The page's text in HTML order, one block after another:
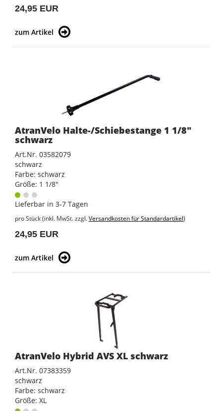
24,95 EUR
zum Artikel
AtranVelo Halte-/Schiebestange 1 1/8"
schwarz
Art.Nr. 03582079
schwarz
Farbe: schwarz
Größe: 1 1/8"
Lieferbar in 3-7 Tagen
pro Stück (inkl. MwSt. zzgl.Versandkosten für Standardartikel)
24,95 EUR
zum Artikel
AtranVelo Hybrid AVS XL schwarz
Art.Nr. 07383359
schwarz
Farbe: schwarz
Größe: XL